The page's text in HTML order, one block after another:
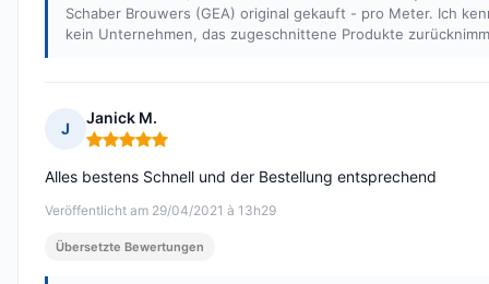
Schaber Brouwers (GEA) original gekauft - pro Meter. Ich
kein Unternehmen, das zugeschnittene Produkte
J
Janick M.
Hinweis: 5 von 5
Veröffentlicht am 29/04/2021 à 13h29
Alles bestens Schnell und der Bestellung entsprechend
Übersetzte Bewertungen